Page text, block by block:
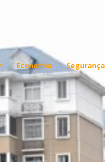
Economia Segurança